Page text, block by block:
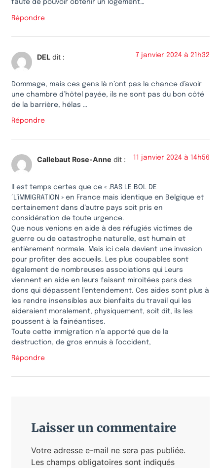
faute de pouvoir obtenir un logement…
Répondre
DEL dit : 7 janvier 2024 à 21h32
Dommage, mais ces gens là n’ont pas la chance d’avoir
une chambre d’hôtel payée, ils ne sont pas du bon côté
de la barrière, hélas …
Répondre
Callebaut Rose-Anne dit : 11 janvier 2024 à 14h56
Il est temps certes que ce « .RAS LE BOL DE
´L’iMMIGRATION » en France mais identique en Belgique et
certainement dans d’autre pays soit pris en
considération de toute urgence.
Que nous venions en aide à des réfugiés victimes de
guerre ou de catastrophe naturelle, est humain et
entièrement normale. Mais ici cela devient une invasion
pour profiter des accueils. Les plus coupables sont
également de nombreuses associations qui Leurs
viennent en aide en leurs faisant miroitées pars des
dons qui dépassent l’entendement. Ces aides sont plus à
les rendre insensibles aux bienfaits du travail qui les
aideraient moralement, physiquement, soit dit, ils les
poussent à la fainéantises.
Toute cette immigration n’a apporté que de la
destruction, de gros ennuis à l’occident,
Répondre
Laisser un commentaire
Votre adresse e-mail ne sera pas publiée.
Les champs obligatoires sont indiqués